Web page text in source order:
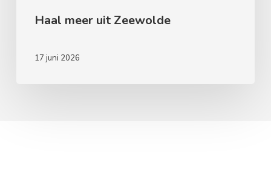
Haal meer uit Zeewolde
17 juni 2026